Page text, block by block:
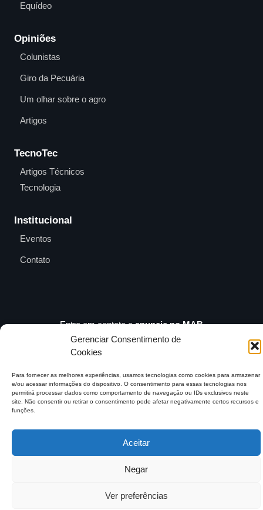
Gerenciar Consentimento de
Cookies
Para fornecer as melhores experiências, usamos tecnologias como cookies para armazenar
e/ou acessar informações do dispositivo. O consentimento para essas tecnologias nos
permitirá processar dados como comportamento de navegação ou IDs exclusivos neste
site. Não consentir ou retirar o consentimento pode afetar negativamente certos recursos e
funções.
Aceitar
Negar
Ver preferências
Equídeo
Opiniões
Colunistas
Giro da Pecuária
Um olhar sobre o agro
Artigos
TecnoTec
Artigos Técnicos
Tecnologia
Institucional
Eventos
Contato
Entre em contato eanuncie no MAB
contato@mundoagrobrasil.com.br